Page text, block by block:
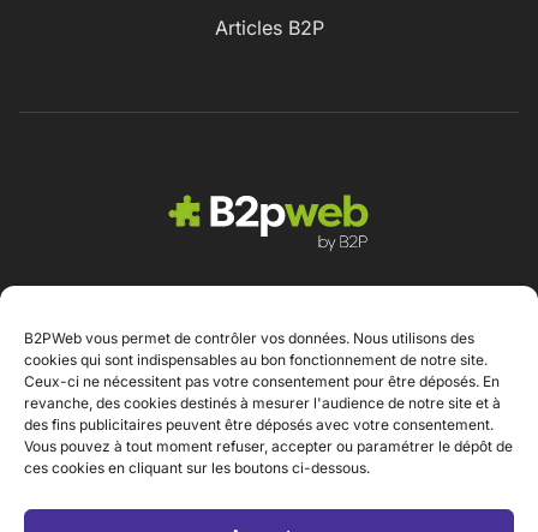
B2PWeb vous permet de contrôler vos données. Nous utilisons des
cookies qui sont indispensables au bon fonctionnement de notre site.
Ceux-ci ne nécessitent pas votre consentement pour être déposés. En
revanche, des cookies destinés à mesurer l'audience de notre site et à
des fins publicitaires peuvent être déposés avec votre consentement.
Vous pouvez à tout moment refuser, accepter ou paramétrer le dépôt de
ces cookies en cliquant sur les boutons ci-dessous.
Articles B2P
Mentions légales
Contact